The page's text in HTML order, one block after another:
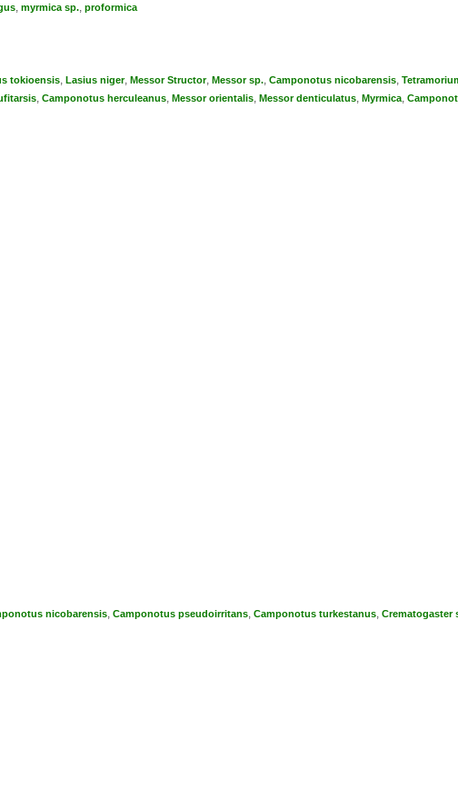
, myrmica sp., proformica
tokioensis, Lasius niger, Messor Structor, Messor sp., Camponotus nicobarensis,
, Camponotus herculeanus, Messor orientalis, Messor denticulatus, Myrmica,
nicobarensis, Camponotus pseudoirritans, Camponotus turkestanus, Crematogaster